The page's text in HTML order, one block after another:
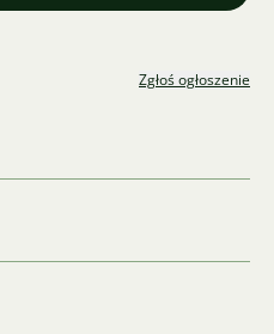
Zgłoś ogłoszenie